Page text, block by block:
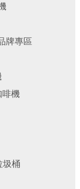
牌專區
啡機
圾桶